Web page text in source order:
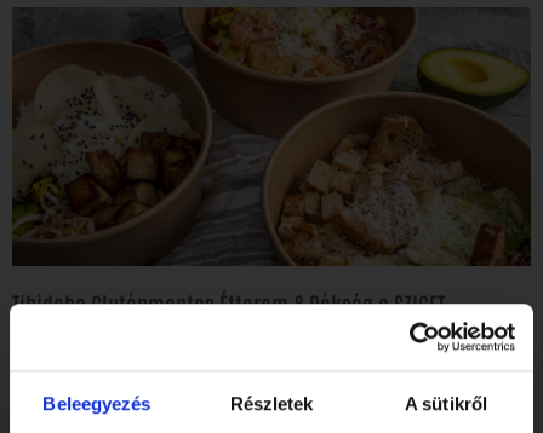
Beleegyezés Részletek A sütikről
Tibidabo Gluténmentes Étterem & Pékség a SZIGET